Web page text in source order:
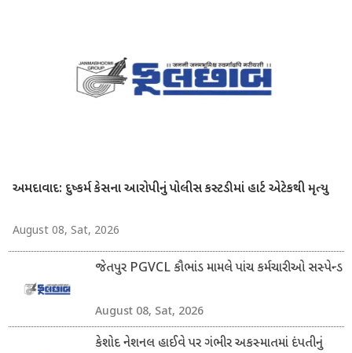
અમદાવાદ: દુષ્કર્મ કેસના આરોપીનું પોલીસ કસ્ટડીમાં હાર્ટ એટેકથી મૃત્યુ
August 08, Sat, 2026
જેતપુર PGVCL કૌભાંડ મામલે પાંચ કર્મચારીઓ સસ્પેન્ડ
August 08, Sat, 2026
કેશોદ નેશનલ હાઈવે પર ગંભીર અકસ્માતમાં દંપતીનું